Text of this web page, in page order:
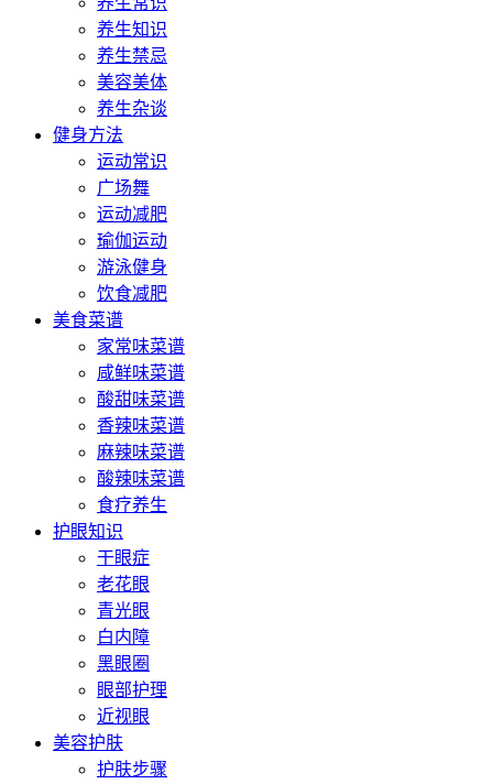
养生知识
养生禁忌
美容美体
养生杂谈
健身方法
运动常识
广场舞
运动减肥
瑜伽运动
游泳健身
饮食减肥
美食菜谱
家常味菜谱
咸鲜味菜谱
酸甜味菜谱
香辣味菜谱
麻辣味菜谱
酸辣味菜谱
食疗养生
护眼知识
干眼症
老花眼
青光眼
白内障
黑眼圈
眼部护理
近视眼
美容护肤
护肤步骤